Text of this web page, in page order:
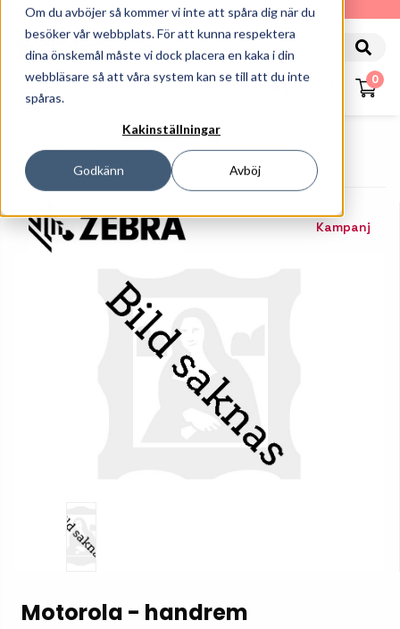
Om du avböjer så kommer vi inte att spåra dig när du
besöker vår webbplats. För att kunna respektera
dina önskemål måste vi dock placera en kaka i din
webbläsare så att våra system kan se till att du inte
spåras.
Kakinställningar
Godkänn Avböj
010-162 61 90
0
Handdatorer
Tillbehör Tablets
Motorola - Handrem
Kampanj
Motorola - handrem